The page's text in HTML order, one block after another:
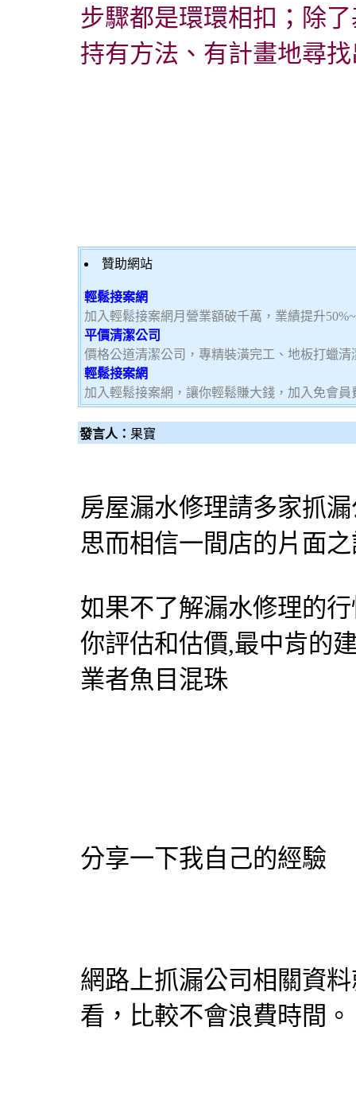
步驟都是環環相扣；除
持有方法、有計畫地尋
贊助網站
輕鬆接案網
加入輕鬆接案網月營業額破千萬，業績提升
平價清潔公司
價格公道清潔公司，專精裝潢完工、地板打蠟
輕鬆接案網
加入輕鬆接案網，讓你輕鬆賺大錢，加入免會
發言人： 果寶
房屋漏水修理請多家抓漏
思而相信一間店的片面
如果不了解漏水修理的
你評估和估價,最中肯的
業者魚目混珠
分享一下我自己的經驗
網路上抓漏公司相關資
看，比較不會浪費時間。